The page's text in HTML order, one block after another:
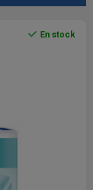
En stock